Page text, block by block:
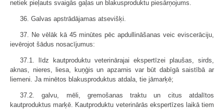
netiek pieļauts svaigās gaļas un blakusproduktu piesārņojums.
36. Galvas apstrādājamas atsevišķi.
37. Ne vēlāk kā 45 minūtes pēc apdullināšanas veic eviscerāciju,
ievērojot šādus nosacījumus:
37.1. līdz kautproduktu veterinārajai ekspertīzei plaušas, sirds,
aknas, nieres, liesa, kuņģis un apzarnis var būt dabīgā saistībā ar
liemeni. Ja minētos blakusproduktus atdala, tie jāmarķē;
37.2. galvu, mēli, gremošanas traktu un citus atdalītos
kautproduktus marķē. Kautproduktu veterinārās ekspertīzes laikā tiem